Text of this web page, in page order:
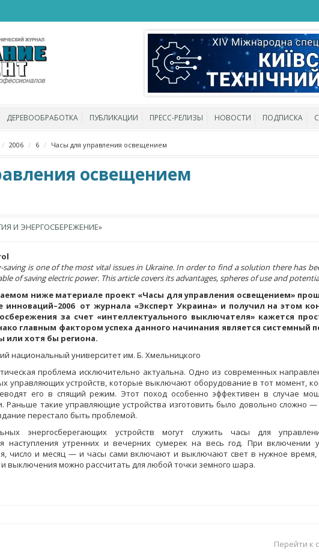
ДЕРЕВООБРАБОТКА ПУБЛИКАЦИИ ПРЕСС-РЕЛИЗЫ НОВОСТИ ПОДПИСКА
2006 6 Часы для управления освещением
освещением
И ЭНЕРГОСБЕРЕЖЕНИЕ»
is one of the most vital issues in Ukraine. In order to find a solution there has
of saving electric power. This article covers its advantages, spheres of use and
ниже материале проект «Часы для управления освещением»
инноваций–2006 от журнала «Эксперт Украина» и получил на этом
за счет «интеллектуального выключателя» кажется
главным фактором успеха данного начинания является системный
или хотя бы региона.
национальный университет им. Б. Хмельницкого
проблема исключительно актуальна. Одно из современных
управляющих устройств, которые выключают оборудование в тот момент,
его в спящий режим. Этот поход особенно эффективен в случае
Раньше такие управляющие устройства изготовить было довольно сложно
перестало быть проблемой.
энергосберегающих устройств могут служить часы для
наступления утренних и вечерних сумерек на весь год. При включении
число и месяц — и часы сами включают и выключают свет в нужное время,
выключения можно рассчитать для любой точки земного шара.
Перейти к